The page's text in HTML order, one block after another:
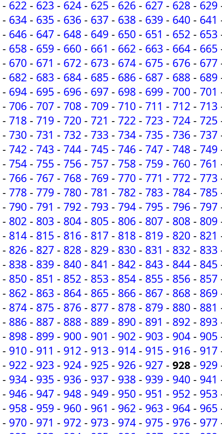
- 622 - 623 - 624 - 625 - 626 - 627 - 628 - 629
- 634 - 635 - 636 - 637 - 638 - 639 - 640 - 641
- 646 - 647 - 648 - 649 - 650 - 651 - 652 - 653
- 658 - 659 - 660 - 661 - 662 - 663 - 664 - 665
- 670 - 671 - 672 - 673 - 674 - 675 - 676 - 677
- 682 - 683 - 684 - 685 - 686 - 687 - 688 - 689
- 694 - 695 - 696 - 697 - 698 - 699 - 700 - 701
- 706 - 707 - 708 - 709 - 710 - 711 - 712 - 713
- 718 - 719 - 720 - 721 - 722 - 723 - 724 - 725
- 730 - 731 - 732 - 733 - 734 - 735 - 736 - 737
- 742 - 743 - 744 - 745 - 746 - 747 - 748 - 749
- 754 - 755 - 756 - 757 - 758 - 759 - 760 - 761
- 766 - 767 - 768 - 769 - 770 - 771 - 772 - 773
- 778 - 779 - 780 - 781 - 782 - 783 - 784 - 785
- 790 - 791 - 792 - 793 - 794 - 795 - 796 - 797
- 802 - 803 - 804 - 805 - 806 - 807 - 808 - 809
- 814 - 815 - 816 - 817 - 818 - 819 - 820 - 821
- 826 - 827 - 828 - 829 - 830 - 831 - 832 - 833
- 838 - 839 - 840 - 841 - 842 - 843 - 844 - 845
- 850 - 851 - 852 - 853 - 854 - 855 - 856 - 857
- 862 - 863 - 864 - 865 - 866 - 867 - 868 - 869
- 874 - 875 - 876 - 877 - 878 - 879 - 880 - 881
- 886 - 887 - 888 - 889 - 890 - 891 - 892 - 893
- 898 - 899 - 900 - 901 - 902 - 903 - 904 - 905
- 910 - 911 - 912 - 913 - 914 - 915 - 916 - 917
- 922 - 923 - 924 - 925 - 926 - 927 - 928 - 929
- 934 - 935 - 936 - 937 - 938 - 939 - 940 - 941
- 946 - 947 - 948 - 949 - 950 - 951 - 952 - 953
- 958 - 959 - 960 - 961 - 962 - 963 - 964 - 965
- 970 - 971 - 972 - 973 - 974 - 975 - 976 - 977